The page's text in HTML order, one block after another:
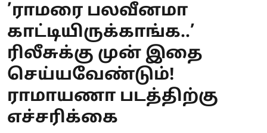
’ராமரை பலவீனமா
காட்டியிருக்காங்க..’
ரிலீசுக்கு முன் இதை
செய்யவேண்டும்!
ராமாயணா படத்திற்கு
எச்சரிக்கை